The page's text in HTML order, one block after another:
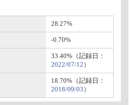
28.27%
-0.70%
33.40%（記録日：
2022/07/12 ）
18.70%（記録日：
2018/09/03 ）